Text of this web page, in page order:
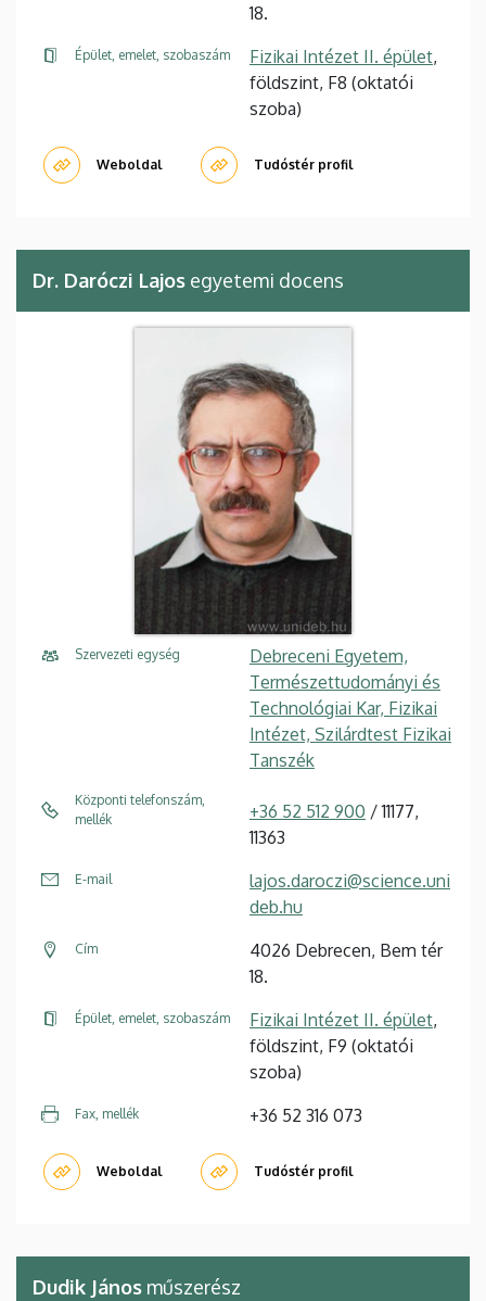
18.
Épület, emelet, szobaszám Fizikai Intézet II. épület,
földszint, F8 (oktatói
szoba)
Weboldal Tudóstér profil
Dr. Daróczi Lajos egyetemi docens
Szervezeti egység
Debreceni Egyetem,
Természettudományi és
Technológiai Kar, Fizikai
Intézet, Szilárdtest Fizikai
Tanszék
Központi telefonszám,
mellék
+36 52 512 900 / 11177,
11363
E-mail
lajos.daroczi@science.uni
deb.hu
Cím
4026 Debrecen, Bem tér
18.
Épület, emelet, szobaszám Fizikai Intézet II. épület,
földszint, F9 (oktatói
szoba)
Fax, mellék +36 52 316 073
Weboldal Tudóstér profil
Dudik János műszerész